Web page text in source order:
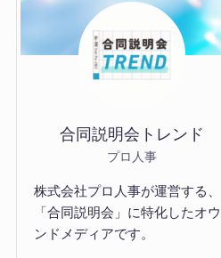
合同説明会トレンド
プロ人事
株式会社プロ人事が運営する、
「合同説明会」に特化したオウ
ンドメディアです。